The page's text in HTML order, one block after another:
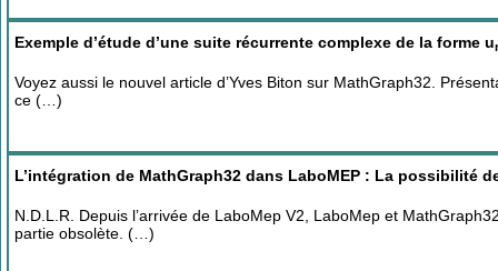
Exemple d’étude d’une suite récurrente complexe de la forme u
Voyez aussi le nouvel article d’Yves Biton sur MathGraph32.
ce (…)
L’intégration de MathGraph32 dans LaboMEP : La possibilité
N.D.L.R. Depuis l’arrivée de LaboMep V2, LaboMep et
partie obsolète. (…)